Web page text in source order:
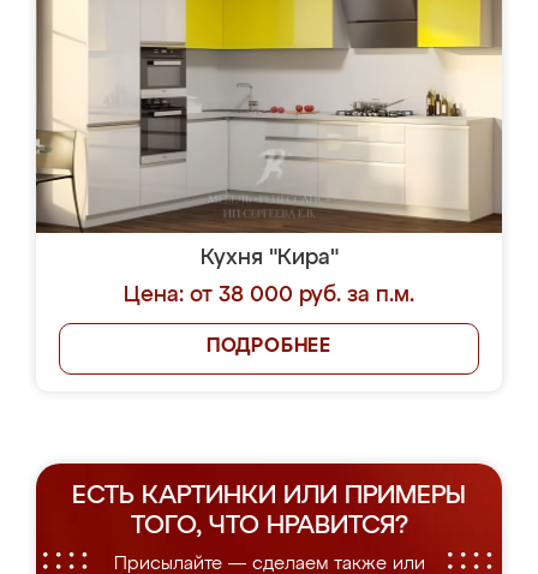
Кухня "Кира"
Цена: от 38 000 руб. за п.м.
ПОДРОБНЕЕ
ЕСТЬ КАРТИНКИ ИЛИ ПРИМЕРЫ
ТОГО, ЧТО НРАВИТСЯ?
Присылайте — сделаем также или